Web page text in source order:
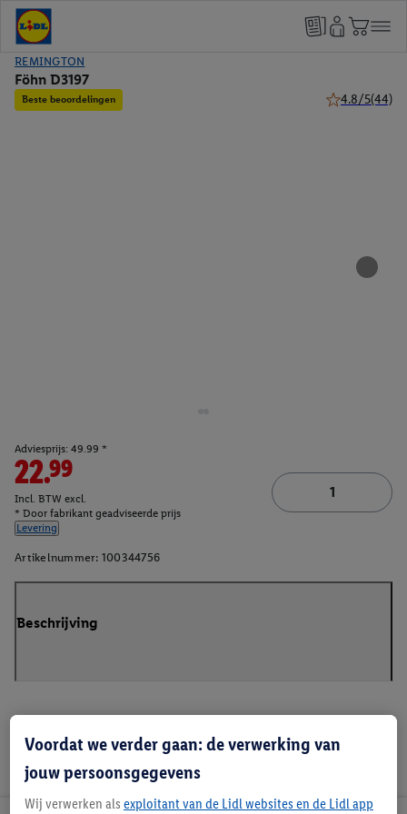
REMINGTON
Föhn D3197
Beste beoordelingen 4.8/5(44)
Adviesprijs: 49.99 *
22.99
Incl. BTW excl.
* Door fabrikant geadviseerde prijs
Levering
Artikelnummer: 100344756
Beschrijving
Voordat we verder gaan: de verwerking van
jouw persoonsgegevens
Wij verwerken als exploitant van de Lidl websites en de Lidl app